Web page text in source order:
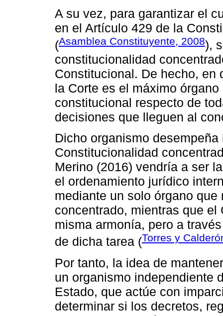
A su vez, para garantizar el
en el Artículo 429 de la
(Asamblea Constituyente, 2008),
constitucionalidad
Constitucional. De hecho, en
la Corte es el máximo
constitucional respecto de
decisiones que lleguen al
Dicho organismo
Constitucionalidad
Merino (2016) vendría a ser
el ordenamiento jurídico
mediante un solo órgano
concentrado, mientras que
misma armonía, pero a
de dicha tarea (Torres y
Por tanto, la idea de
un organismo independiente
Estado, que actúe con
determinar si los decretos,